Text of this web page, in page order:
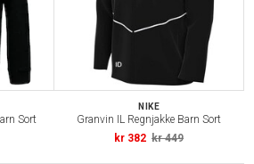
Sort
NIKE
Granvin IL Regnjakke Barn Sort
kr 382 kr 449